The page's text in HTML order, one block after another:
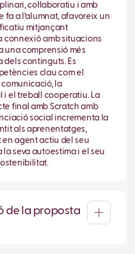
col·laboratiu i amb
fa a l’alumnat, afavoreix un
mitjançant
connexió amb situacions
una comprensió més
dels continguts. Es
clau com el
la
el treball cooperatiu. La
final amb Scratch amb
social incrementa la
als aprenentatges,
en agent actiu del seu
la seva autoestima i el seu
de la proposta